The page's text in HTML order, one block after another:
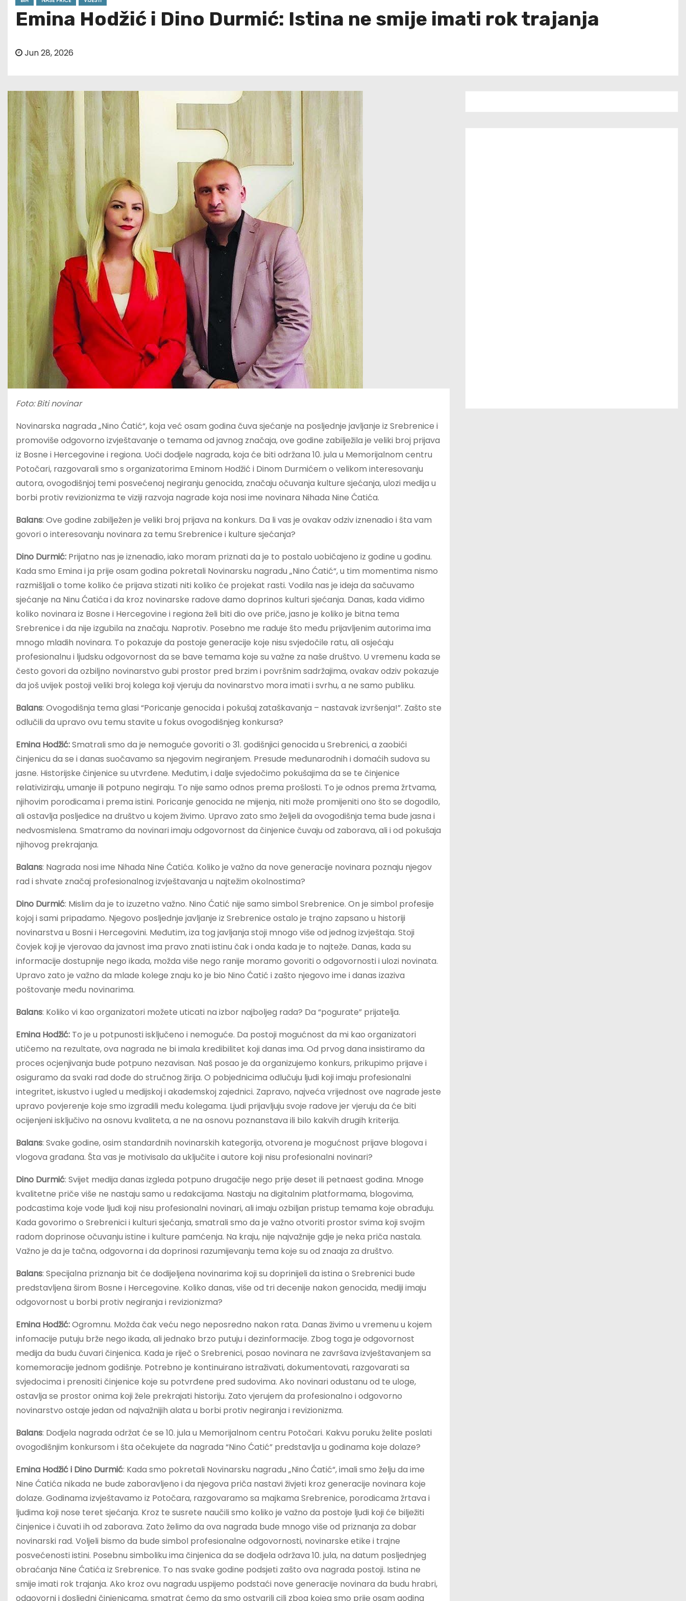
Emina Hodžić i Dino Durmić: Istina ne smije imati rok trajanja
Jun 28, 2026
Foto: Biti novinar
Novinarska nagrada „Nino Ćatić“, koja već osam godina čuva sjećanje na posljednje javljanje iz Srebrenice i
promoviše odgovorno izvještavanje o temama od javnog značaja, ove godine zabilježila je veliki broj prijava
iz Bosne i Hercegovine i regiona. Uoči dodjele nagrada, koja će biti održana 10. jula u Memorijalnom centru
Potočari, razgovarali smo s organizatorima Eminom Hodžić i Dinom Durmićem o velikom interesovanju
autora, ovogodišnjoj temi posvećenoj negiranju genocida, značaju očuvanja kulture sjećanja, ulozi medija u
borbi protiv revizionizma te viziji razvoja nagrade koja nosi ime novinara Nihada Nine Ćatića.
Balans: Ove godine zabilježen je veliki broj prijava na konkurs. Da li vas je ovakav odziv iznenadio i šta vam
govori o interesovanju novinara za temu Srebrenice i kulture sjećanja?
Dino Durmić: Prijatno nas je iznenadio, iako moram priznati da je to postalo uobičajeno iz godine u godinu.
Kada smo Emina i ja prije osam godina pokretali Novinarsku nagradu „Nino Ćatić“, u tim momentima nismo
razmišljali o tome koliko će prijava stizati niti koliko će projekat rasti. Vodila nas je ideja da sačuvamo
sjećanje na Ninu Ćatića i da kroz novinarske radove damo doprinos kulturi sjećanja. Danas, kada vidimo
koliko novinara iz Bosne i Hercegovine i regiona želi biti dio ove priče, jasno je koliko je bitna tema
Srebrenice i da nije izgubila na značaju. Naprotiv. Posebno me raduje što među prijavljenim autorima ima
mnogo mladih novinara. To pokazuje da postoje generacije koje nisu svjedočile ratu, ali osjećaju
profesionalnu i ljudsku odgovornost da se bave temama koje su važne za naše društvo. U vremenu kada se
često govori da ozbiljno novinarstvo gubi prostor pred brzim i površnim sadržajima, ovakav odziv pokazuje
da još uvijek postoji veliki broj kolega koji vjeruju da novinarstvo mora imati i svrhu, a ne samo publiku.
Balans: Ovogodišnja tema glasi “Poricanje genocida i pokušaj zataškavanja – nastavak izvršenja!”. Zašto ste
odlučili da upravo ovu temu stavite u fokus ovogodišnjeg konkursa?
Emina Hodžić:Smatrali smo da je nemoguće govoriti o 31. godišnjici genocida u Srebrenici, a zaobići
činjenicu da se i danas suočavamo sa njegovim negiranjem. Presude međunarodnih i domaćih sudova su
jasne. Historijske činjenice su utvrđene. Međutim, i dalje svjedočimo pokušajima da se te činjenice
relativiziraju, umanje ili potpuno negiraju. To nije samo odnos prema prošlosti. To je odnos prema žrtvama,
njihovim porodicama i prema istini. Poricanje genocida ne mijenja, niti može promijeniti ono što se dogodilo,
ali ostavlja posljedice na društvo u kojem živimo. Upravo zato smo željeli da ovogodišnja tema bude jasna i
nedvosmislena. Smatramo da novinari imaju odgovornost da činjenice čuvaju od zaborava, ali i od pokušaja
njihovog prekrajanja.
Balans: Nagrada nosi ime Nihada Nine Ćatića. Koliko je važno da nove generacije novinara poznaju njegov
rad i shvate značaj profesionalnog izvještavanja u najtežim okolnostima?
Dino Durmić: Mislim da je to izuzetno važno. Nino Ćatić nije samo simbol Srebrenice. On je simbol profesije
kojoj i sami pripadamo. Njegovo posljednje javljanje iz Srebrenice ostalo je trajno zapsano u historiji
novinarstva u Bosni i Hercegovini. Međutim, iza tog javljanja stoji mnogo više od jednog izvještaja. Stoji
čovjek koji je vjerovao da javnost ima pravo znati istinu čak i onda kada je to najteže. Danas, kada su
informacije dostupnije nego ikada, možda više nego ranije moramo govoriti o odgovornosti i ulozi novinata.
Upravo zato je važno da mlade kolege znaju ko je bio Nino Ćatić i zašto njegovo ime i danas izaziva
poštovanje među novinarima.
Balans: Koliko vi kao organizatori možete uticati na izbor najboljeg rada? Da “pogurate” prijatelja.
Emina Hodžić: To je u potpunosti isključeno i nemoguće. Da postoji mogućnost da mi kao organizatori
utičemo na rezultate, ova nagrada ne bi imala kredibilitet koji danas ima. Od prvog dana insistiramo da
proces ocjenjivanja bude potpuno nezavisan. Naš posao je da organizujemo konkurs, prikupimo prijave i
osiguramo da svaki rad dođe do stručnog žirija. O pobjednicima odlučuju ljudi koji imaju profesionalni
integritet, iskustvo i ugled u medijskoj i akademskoj zajednici. Zapravo, najveća vrijednost ove nagrade jeste
upravo povjerenje koje smo izgradili među kolegama. Ljudi prijavljuju svoje radove jer vjeruju da će biti
ocijenjeni isključivo na osnovu kvaliteta, a ne na osnovu poznanstava ili bilo kakvih drugih kriterija.
Balans: Svake godine, osim standardnih novinarskih kategorija, otvorena je mogućnost prijave blogova i
vlogova građana. Šta vas je motivisalo da uključite i autore koji nisu profesionalni novinari?
Dino Durmić: Svijet medija danas izgleda potpuno drugačije nego prije deset ili petnaest godina. Mnoge
kvalitetne priče više ne nastaju samo u redakcijama. Nastaju na digitalnim platformama, blogovima,
podcastima koje vode ljudi koji nisu profesionalni novinari, ali imaju ozbiljan pristup temama koje obrađuju.
Kada govorimo o Srebrenici i kulturi sjećanja, smatrali smo da je važno otvoriti prostor svima koji svojim
radom doprinose očuvanju istine i kulture pamćenja. Na kraju, nije najvažnije gdje je neka priča nastala.
Važno je da je tačna, odgovorna i da doprinosi razumijevanju tema koje su od znaaja za društvo.
Balans: Specijalna priznanja bit će dodijeljena novinarima koji su doprinijeli da istina o Srebrenici bude
predstavljena širom Bosne i Hercegovine. Koliko danas, više od tri decenije nakon genocida, mediji imaju
odgovornost u borbi protiv negiranja i revizionizma?
Emina Hodžić:Ogromnu. Možda čak veću nego neposredno nakon rata. Danas živimo u vremenu u kojem
infomacije putuju brže nego ikada, ali jednako brzo putuju i dezinformacije. Zbog toga je odgovornost
medija da budu čuvari činjenica. Kada je riječ o Srebrenici, posao novinara ne završava izvještavanjem sa
komemoracije jednom godišnje. Potrebno je kontinuirano istraživati, dokumentovati, razgovarati sa
svjedocima i prenositi činjenice koje su potvrđene pred sudovima. Ako novinari odustanu od te uloge,
ostavlja se prostor onima koji žele prekrajati historiju. Zato vjerujem da profesionalno i odgovorno
novinarstvo ostaje jedan od najvažnijih alata u borbi protiv negiranja i revizionizma.
Balans: Dodjela nagrada održat će se 10. jula u Memorijalnom centru Potočari. Kakvu poruku želite poslati
ovogodišnjim konkursom i šta očekujete da nagrada “Nino Ćatić” predstavlja u godinama koje dolaze?
Emina Hodžić i Dino Durmić: Kada smo pokretali Novinarsku nagradu „Nino Ćatić“, imali smo želju da ime
Nine Ćatića nikada ne bude zaboravljeno i da njegova priča nastavi živjeti kroz generacije novinara koje
dolaze. Godinama izvještavamo iz Potočara, razgovaramo sa majkama Srebrenice, porodicama žrtava i
ljudima koji nose teret sjećanja. Kroz te susrete naučili smo koliko je važno da postoje ljudi koji će bilježiti
činjenice i čuvati ih od zaborava. Zato želimo da ova nagrada bude mnogo više od priznanja za dobar
novinarski rad. Voljeli bismo da bude simbol profesionalne odgovornosti, novinarske etike i trajne
posvećenosti istini. Posebnu simboliku ima činjenica da se dodjela održava 10. jula, na datum posljednjeg
obraćanja Nine Ćatića iz Srebrenice. To nas svake godine podsjeti zašto ova nagrada postoji. Istina ne
smije imati rok trajanja. Ako kroz ovu nagradu uspijemo podstaći nove generacije novinara da budu hrabri,
odgovorni i dosljedni činjenicama, smatrat ćemo da smo ostvarili cilj zbog kojeg smo prije osam godina